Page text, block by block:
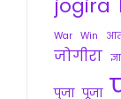
jogira
War Win
जोगीरा
पुजा पूजा